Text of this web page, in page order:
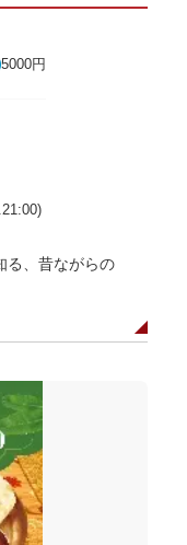
5000円
る、昔ながらの